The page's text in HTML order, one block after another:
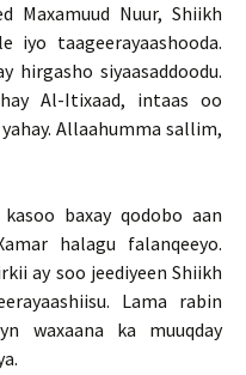
Maxamuud Nuur, Shiikh
iyo taageerayaashooda.
hirgasho siyaasaddoodu.
Al-Itixaad, intaas oo
Allaahumma sallim,
baxay qodobo aan
halagu falanqeeyo.
ay soo jeediyeen Shiikh
Lama rabin
waxaana ka muuqday